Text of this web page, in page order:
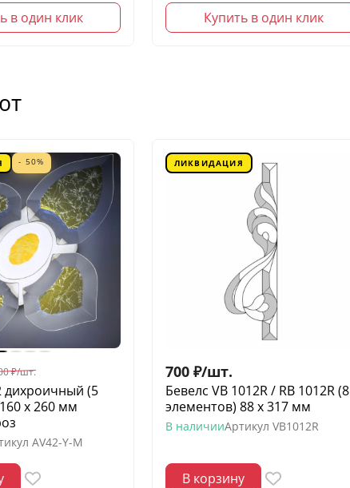
в один клик Купить в один клик
- 50%
₽/шт.
дихроичный (5
х 260 мм
AV42-Y-M
ЛИКВИДАЦИЯ
700 ₽/шт.
Бевелс VB 1012R / RB 1012R (8
элементов) 88 х 317 мм
В наличииАртикул VB1012R
В корзину